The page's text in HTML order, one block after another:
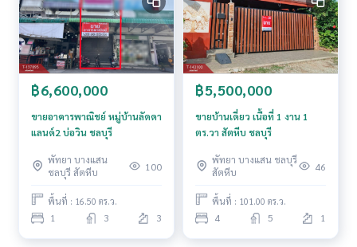
สนใจสอบถามข้อมูลเพิ่มเติม หรือ นัดชมบ้านได้ที่
Tel :
0957680684โบ๊ต (รหัสตัวแทน 7334)
Line ID :0957680684
Tel :0955288947บี (รหัสตัวแทน 7334-1)
Callcenter :02-047-4282
www.tb.co.th
The Best Property Agent CO,.LTD. ผู้นำด้านธุรกิจนายหน้า ตัวแ
ทนอสังหาริมทรัพย์ครบวงจร ด้วยความเป็นมืออาชีพ ใช้เทคโนโล
฿6,600,000
ขายอาคารพาณิชย์ หมู่บ้านลัดดา
แลนด์2 บ่อวิน ชลบุรี
พัทยา บางแสน
ชลบุรี สัตหีบ
100
พื้นที่ : 16.50 ตร.ว.
1 3 3
฿5,500,000
ขายบ้านเดี่ยว เนื้อที่ 1 งาน 1
ตร.วา สัตหีบ ชลบุรี
พัทยา บางแสน ชลบุรี
สัตหีบ
46
พื้นที่ : 101.00 ตร.ว.
4 5 1